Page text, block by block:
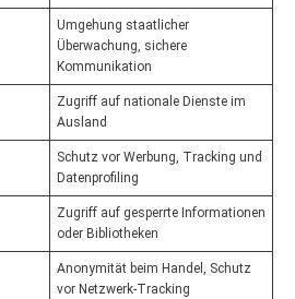
Umgehung staatlicher
Überwachung, sichere
Kommunikation
Zugriff auf nationale Dienste im
Ausland
Schutz vor Werbung, Tracking und
Datenprofiling
Zugriff auf gesperrte Informationen
oder Bibliotheken
Anonymität beim Handel, Schutz
vor Netzwerk-Tracking